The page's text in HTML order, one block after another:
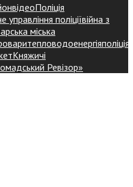
відеоПоліція
поліціївійна з
міська
поліція
Княжичі
Ревізор»